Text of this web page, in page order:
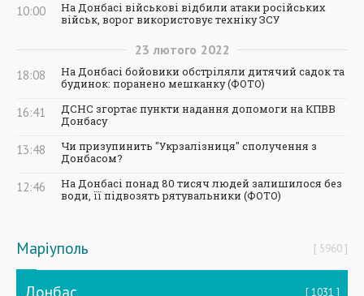
10:00
На Донбасі військові відбили атаки російських
військ, ворог використовує техніку ЗСУ
23 лютого 2022
18:08
На Донбасі бойовики обстріляли дитячий садок та
будинок: поранено мешканку (ФОТО)
16:41
ДСНС згортає пункти надання допомоги на КПВВ
Донбасу
13:48
Чи призупинить "Укрзалізниця" сполучення з
Донбасом?
12:46
На Донбасі понад 80 тисяч людей залишилося без
води, її підвозять рятувальники (ФОТО)
Маріуполь 5960
Донбас 1031